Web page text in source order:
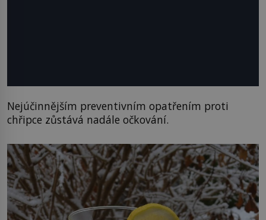
Nejúčinnějším preventivním opatřením proti
chřipce zůstává nadále očkování.